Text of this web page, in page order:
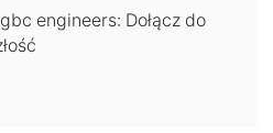
engineers: Dołącz do